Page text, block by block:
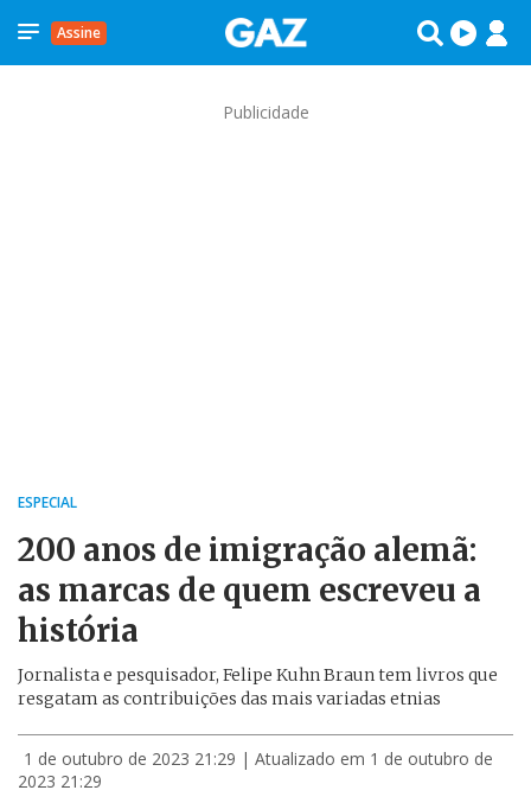
Assine
Publicidade
ESPECIAL
200 anos de imigração alemã:
as marcas de quem escreveu a
história
Jornalista e pesquisador, Felipe Kuhn Braun tem livros que
resgatam as contribuições das mais variadas etnias
1 de outubro de 2023 21:29 | Atualizado em 1 de outubro de
2023 21:29